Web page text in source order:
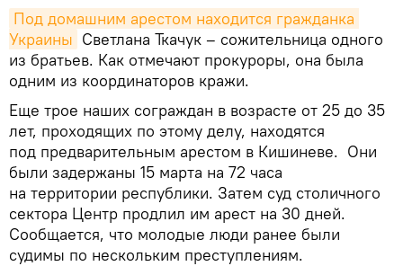
Под домашним арестом находится гражданка
Украины Светлана Ткачук – сожительница одного
из братьев. Как отмечают прокуроры, она была
одним из координаторов кражи.
Еще трое наших сограждан в возрасте от 25 до 35
лет, проходящих по этому делу, находятся
под предварительным арестом в Кишиневе. Они
были задержаны 15 марта на 72 часа
на территории республики. Затем суд столичного
сектора Центр продлил им арест на 30 дней.
Сообщается, что молодые люди ранее были
судимы по нескольким преступлениям.